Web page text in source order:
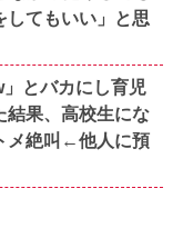
してもいい」と思
とバカにし育児
結果、高校生にな
メ絶叫←他人に預